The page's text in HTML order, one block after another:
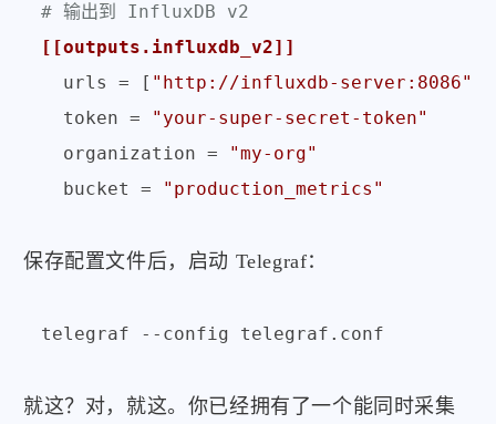
# 输出到 InfluxDB v2
[[outputs.influxdb_v2]]
urls
= [ "http://influxdb-server:8086"
token =
"your-super-secret-token"
organization =
"my-org"
bucket
= "production_metrics"
保存配置文件后，启动 Telegraf：
就这？对，就这。你已经拥有了一个能同时采集